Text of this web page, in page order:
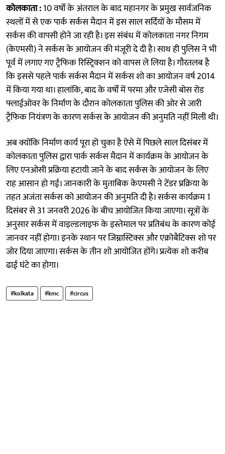
कोलकाता :10 वर्षों के अंतराल के बाद महानगर के प्रमुख सार्वजनिक
स्थलों में से एक पार्क सर्कस मैदान में इस साल सर्दियों के मौसम में
सर्कस की वापसी होने जा रही है। इस संबंध में कोलकाता नगर निगम
(केएमसी) ने सर्कस के आयोजन की मंजूरी दे दी है। साथ ही पुलिस ने भी
पूर्व में लगाए गए ट्रैफिक रिस्ट्रिक्शन को वापस ले लिया है। गौरतलब है
कि इससे पहले पार्क सर्कस मैदान में सर्कस शो का आयोजन वर्ष 2014
में किया गया था। हालांकि, बाद के वर्षों में परमा और एजेसी बोस रोड
फ्लाईओवर के निर्माण के दौरान कोलकाता पुलिस की ओर से जारी
ट्रैफिक नियंत्रण के कारण सर्कस के आयोजन की अनुमति नहीं मिली थी।
अब क्योंकि निर्माण कार्य पूरा हो चुका है ऐसे में पिछले साल दिसंबर में
कोलकाता पुलिस द्वारा पार्क सर्कस मैदान में कार्यक्रम के आयोजन के
लिए एनओसी प्रक्रिया हटायी जाने के बाद सर्कस के आयोजन के लिए
राह आसान हो गई। जानकारी के मुताबिक केएमसी ने टेंडर प्रक्रिया के
तहत अजंता सर्कस को आयोजन की अनुमति दी है। सर्कस कार्यक्रम 1
दिसंबर से 31 जनवरी 2026 के बीच आयोजित किया जाएगा। सूत्रों के
अनुसार सर्कस में वाइल्डलाइफ के इस्तेमाल पर प्रतिबंध के कारण कोई
जानवर नहीं होगा। इनके स्थान पर जिम्नास्टिक्स और एक्रोबैटिक्स शो पर
जोर दिया जाएगा। सर्कस के तीन शो आयोजित होंगे। प्रत्येक शो करीब
ढाई घंटे का होगा।
#kolkata #kmc #circus